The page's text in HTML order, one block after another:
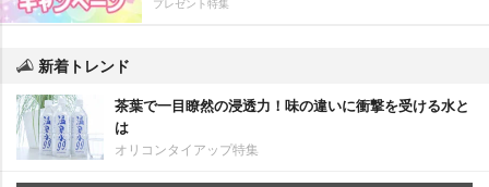
新着トレンド
茶葉で一目瞭然の浸透力！味の違いに衝撃を受ける水と
は
オリコンタイアップ特集